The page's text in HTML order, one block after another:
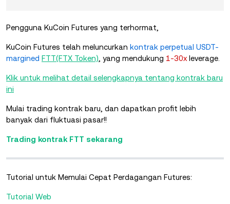
Pengguna KuCoin Futures yang terhormat,
KuCoin Futures telah meluncurkan kontrak perpetual USDT-
margined FTT(FTX Token) , yang mendukung 1-30x leverage.
Klik untuk melihat detail selengkapnya tentang kontrak baru
ini
Mulai trading kontrak baru, dan dapatkan profit lebih
banyak dari fluktuasi pasar!!
Trading kontrak FTT sekarang
Tutorial untuk Memulai Cepat Perdagangan Futures:
Tutorial Web